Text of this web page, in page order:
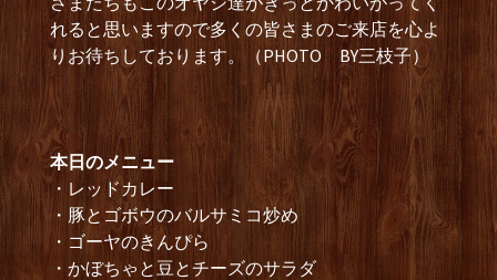
れると思いますので多くの皆さまのご来店を心よ
りお待ちしております。（PHOTO BY三枝子）
本日のメニュー
・レッドカレー
・豚とゴボウのバルサミコ炒め
・ゴーヤのきんぴら
・かぼちゃと豆とチーズのサラダ